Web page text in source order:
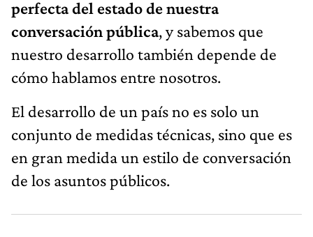
perfecta del estado de nuestra
conversación pública, y sabemos que
nuestro desarrollo también depende de
cómo hablamos entre nosotros.
El desarrollo de un país no es solo un
conjunto de medidas técnicas, sino que es
en gran medida un estilo de conversación
de los asuntos públicos.